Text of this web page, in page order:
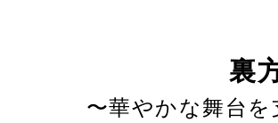
裏
〜華やかな舞台